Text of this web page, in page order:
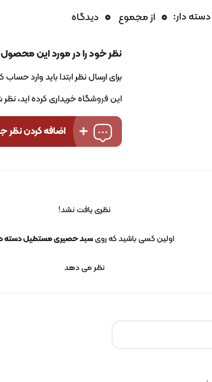
دار: 0 از مجموع 0 دیدگاه
نظر خود را در مورد این
برای ارسال نظر ابتدا باید وارد
این فروشگاه خریداری کرده اید،
اضافه کردن نظر
نظری یافت نشد!
اولین کسی باشید که رویسبد حصیری مستطیل دسته
نظر می دهد